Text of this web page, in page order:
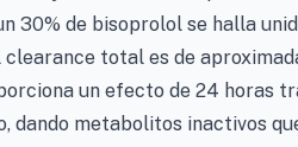
30% de bisoprolol se halla
total es de
un efecto de 24 horas
dando metabolitos inactivos